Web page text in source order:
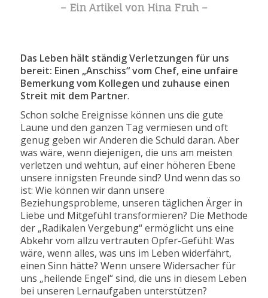
– Ein Artikel von Hina Fruh –
Das Leben hält ständig Verletzungen für uns
bereit: Einen „Anschiss“ vom Chef, eine unfaire
Bemerkung vom Kollegen und zuhause einen
Streit mit dem Partner.
Schon solche Ereignisse können uns die gute
Laune und den ganzen Tag vermiesen und oft
genug geben wir Anderen die Schuld daran. Aber
was wäre, wenn diejenigen, die uns am meisten
verletzen und wehtun, auf einer höheren Ebene
unsere innigsten Freunde sind? Und wenn das so
ist: Wie können wir dann unsere
Beziehungsprobleme, unseren täglichen Ärger in
Liebe und Mitgefühl transformieren? Die Methode
der „Radikalen Vergebung“ ermöglicht uns eine
Abkehr vom allzu vertrauten Opfer-Gefühl: Was
wäre, wenn alles, was uns im Leben widerfährt,
einen Sinn hätte? Wenn unsere Widersacher für
uns „heilende Engel“ sind, die uns in diesem Leben
bei unseren Lernaufgaben unterstützen?